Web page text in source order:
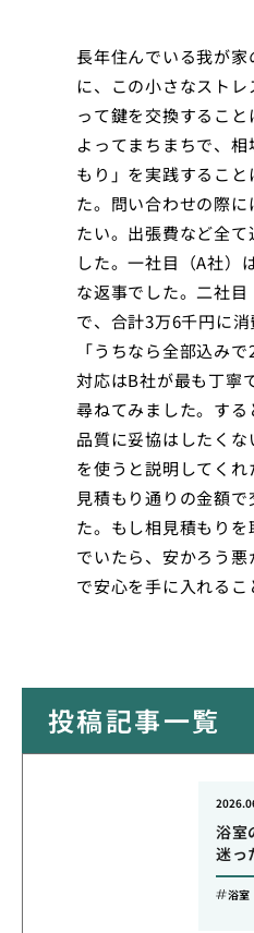
長年住んでいる我が
に、この小さなスト
って鍵を交換するこ
よってまちまちで、
もり」を実践するこ
た。問い合わせの際
たい。出張費など全
した。一社目（A社）
な返事でした。二社
で、合計3万6千円に
「うちなら全部込み
対応はB社が最も丁寧
尋ねてみました。す
品質に妥協はしたく
を使うと説明してく
見積もり通りの金額
た。もし相見積もり
でいたら、安かろう
で安心を手に入れる
投稿記事一覧
浴室
迷っ
浴室